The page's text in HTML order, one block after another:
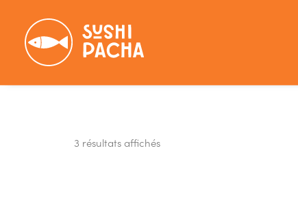
3 résultats affichés